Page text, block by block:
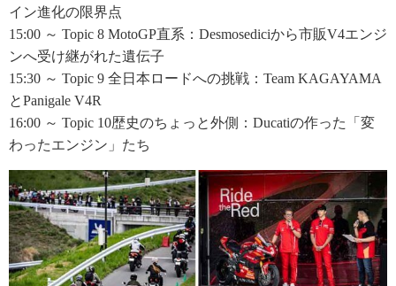
イン進化の限界点
15:00 ～ Topic 8 MotoGP直系：Desmosediciから市販V4エンジ
ンへ受け継がれた遺伝子
15:30 ～ Topic 9 全日本ロードへの挑戦：Team KAGAYAMA
とPanigale V4R
16:00 ～ Topic 10歴史のちょっと外側：Ducatiの作った「変
わったエンジン」たち